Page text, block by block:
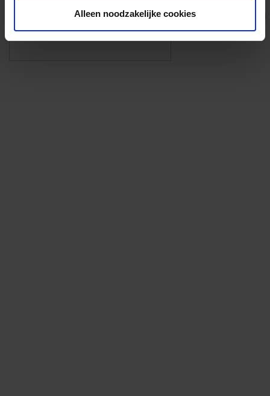
Alleen noodzakelijke cookies Eigen foto’s